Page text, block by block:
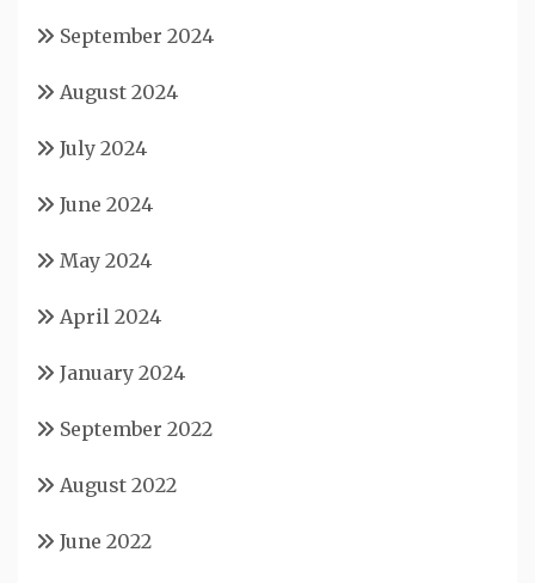
September 2024
August 2024
July 2024
June 2024
May 2024
April 2024
January 2024
September 2022
August 2022
June 2022